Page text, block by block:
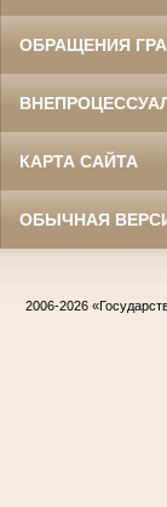
ОБРАЩЕНИЯ
КАРТА САЙТА
ОБЫЧНАЯ
2006-2026